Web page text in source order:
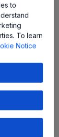
电流传感器能
最大限度地减
系统的整体效
和安全性，例
于某些行业来
统中，精确的
使生产与需求
to
To learn
Notice